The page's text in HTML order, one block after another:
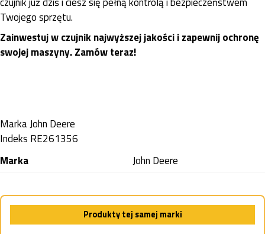
Twojego sprzętu.
Zainwestuj w czujnik najwyższej jakości i zapewnij ochronę
swojej maszyny. Zamów teraz!
MarkaJohn Deere
Indeks RE261356
Marka
John Deere
Produkty tej samej marki